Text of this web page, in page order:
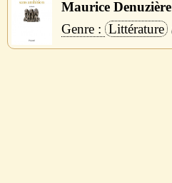
Maurice Denuzière
Littérature